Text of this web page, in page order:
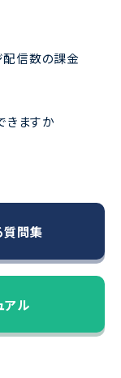
配信数の課金
きますか
問集
ル